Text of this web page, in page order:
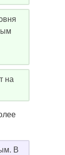
на
В